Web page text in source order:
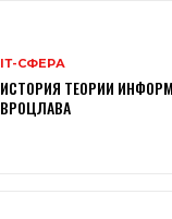
ІТ-СФЕРА
ИСТОРИЯ ТЕОРИИ
ВРОЦЛАВА